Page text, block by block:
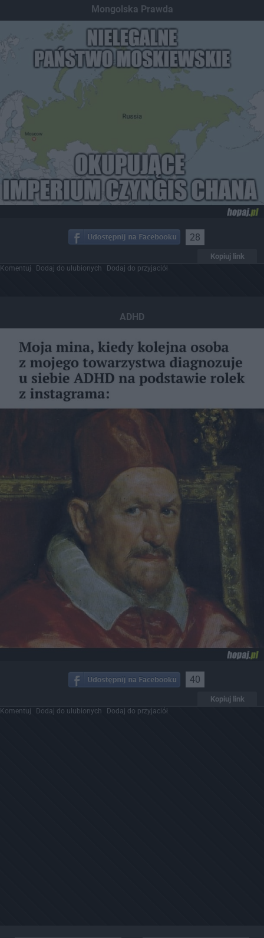
Mongolska Prawda
28
Kopiuj link
Komentuj Dodaj do ulubionych Dodaj do przyjaciół
ADHD
40
Kopiuj link
Komentuj Dodaj do ulubionych Dodaj do przyjaciół